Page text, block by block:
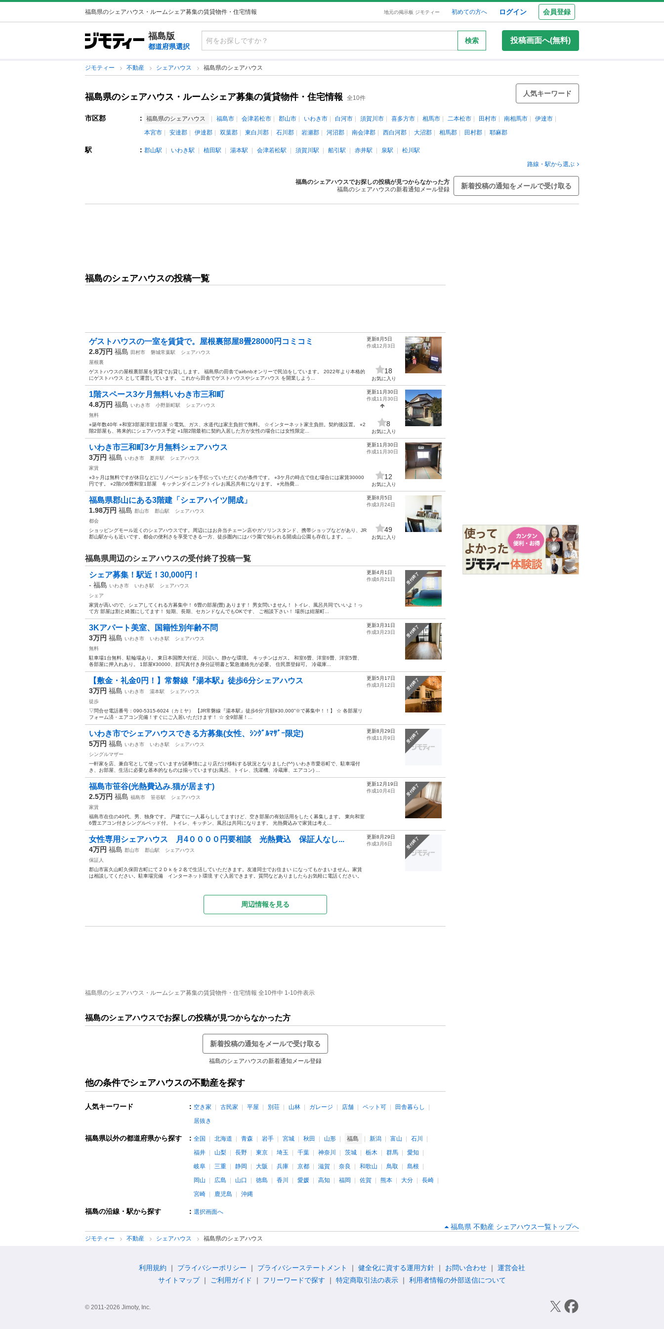
福島県のシェアハウス・ルームシェア募集の賃貸物件・住宅情報 地元の掲示板 ジモティー 初めての方へ ログイン 会員登録
福島版
都道府県選択
検索 投稿画面へ(無料)
ジモティー 不動産 シェアハウス 福島県のシェアハウス
福島県のシェアハウス・ルームシェア募集の賃貸物件・住宅情報 全10件
人気キーワード
市区郡 ： 福島県のシェアハウス 福島市 会津若松市 郡山市 いわき市 白河市 須賀川市 喜多方市 相馬市 二本松市 田村市 南相馬市
伊達市
本宮市
安達郡 伊達郡 双葉郡 東白川郡 石川郡 岩瀬郡 河沼郡 南会津郡 西白河郡 大沼郡 相馬郡 田村郡 耶麻郡
駅 ： 郡山駅 いわき駅 植田駅 湯本駅 会津若松駅 須賀川駅 船引駅 赤井駅 泉駅
松川駅
路線・駅から選ぶ
福島のシェアハウスでお探しの投稿が見つからなかった方
福島のシェアハウスの新着通知メール登録
新着投稿の通知をメールで受け取る
福島のシェアハウスの投稿一覧
ゲストハウスの一室を賃貸で。屋根裏部屋8畳28000円コミコミ
2.8万円 福島 田村市 磐城常葉駅
シェアハウス
屋根裏
ゲストハウスの屋根裏部屋を賃貸でお貸しします。 福島県の田舎でairbnbオンリーで民泊をしています。 2022年より本格的
にゲストハウス として運営しています。 これから田舎でゲストハウスやシェアハウス を開業しよう...
更新8月5日
作成12月3日
18
お気に入り
1階スペース3ケ月無料いわき市三和町
4.8万円 福島 いわき市 小野新町駅
シェアハウス
無料
⭐︎築年数40年 ⭐︎和室3部屋洋室1部屋 ☆電気、ガス、水道代は家主負担で無料。 ☆インターネット家主負担。契約後設置。 ⭐︎2
階2部屋も、将来的にシェアハウス予定 ⭐︎1階2階最初に契約入居した方が女性の場合には女性限定...
更新11月30日
作成11月30日
8
お気に入り
いわき市三和町3ケ月無料シェアハウス
3万円 福島 いわき市 夏井駅
シェアハウス
家賃
⭐︎3ヶ月は無料ですが休日などにリノベーションを手伝っていただくのが条件です。 ⭐︎3ケ月の時点で住む場合には家賃30000
円です。 ⭐︎2階の6畳和室1部屋 キッチンダイニングトイレお風呂共有になります。 ⭐︎光熱費...
更新11月30日
作成11月30日
12
お気に入り
福島県郡山にある3階建「シェアハイツ開成」
1.98万円 福島 郡山市 郡山駅
シェアハウス
都会
ショッピングモール近くのシェアハウスです。周辺にはお弁当チェーン店やガソリンスタンド、携帯ショップなどがあり、JR
郡山駅からも近いです。都会の便利さを享受できる一方、徒歩圏内にはバラ園で知られる開成山公園も存在します。 ...
更新8月5日
作成3月24日
49
お気に入り
福島県周辺のシェアハウスの受付終了投稿一覧
受付終了
シェア募集！駅近！30,000円！
- 福島 いわき市 いわき駅
シェアハウス
シェア
家賃が高いので、シェアしてくれる方募集中！ 6畳の部屋(畳) あります！ 男女問いません！ トイレ、風呂共同でいいよ！っ
て方 部屋は割と綺麗にしてます！ 短期、長期、セカンドなんでもOKです、 ご相談下さい！ 場所は紺屋町...
更新4月1日
作成6月21日
受付終了
3Kアパート美室、国籍性別年齢不問
3万円 福島 いわき市 いわき駅
シェアハウス
無料
駐車場1台無料、駐輪場あり。 東日本国際大付近、川沿い。静かな環境。 キッチンはガス。 和室6畳、洋室6畳、洋室5畳、
各部屋に押入れあり。 1部屋¥30000、顔写真付き身分証明書と緊急連絡先が必要。 住民票登録可。 冷蔵庫...
更新3月31日
作成3月23日
受付終了
【敷金・礼金0円！】常磐線『湯本駅』徒歩6分シェアハウス
3万円 福島 いわき市 湯本駅
シェアハウス
徒歩
▽問合せ電話番号：090-5315-6024（カミヤ） 【JR常磐線『湯本駅』徒歩6分“月額¥30,000”※で募集中！！】 ☆ 各部屋リ
フォーム済・エアコン完備！すぐにご入居いただけます！ ☆ 全9部屋！...
更新5月17日
作成3月12日
受付終了
いわき市でシェアハウスできる方募集(女性、ｼﾝｸﾞﾙﾏｻﾞｰ限定)
5万円 福島 いわき市 いわき駅
シェアハウス
シングルマザー
一軒家を店、兼自宅として使っていますが諸事情により店だけ移転する状況となりました(^^) いわき市愛谷町で、駐車場付
き、お部屋、生活に必要な基本的なものは揃っています(お風呂、トイレ、洗濯機、冷蔵庫、エアコン) ...
更新8月29日
作成11月9日
受付終了
福島市笹谷(光熱費込み.猫が居ます)
2.5万円 福島 福島市 笹谷駅
シェアハウス
家賃
福島市在住の40代、男、独身です。 戸建てに一人暮らししてますけど、空き部屋の有効活用をしたく募集します。 東向和室
6畳エアコン付きシングルベッド付。 トイレ、キッチン、風呂は共同になります。 光熱費込みで家賃は考え...
更新12月19日
作成10月4日
受付終了
女性専用シェアハウス 月4００００円要相談 光熱費込 保証人なし...
4万円 福島 郡山市 郡山駅
シェアハウス
保証人
郡山市富久山町久保田古町にて２Ｄｋを２名で生活していただきます。友達同士でお住まい になってもかまいません。家賃
は相談してください。駐車場完備 インターネット環境 すぐ入居できます。質問などありましたらお気軽に電話ください。
更新8月29日
作成3月6日
周辺情報を見る
福島県のシェアハウス・ルームシェア募集の賃貸物件・住宅情報 全10件中 1-10件表示
福島のシェアハウスでお探しの投稿が見つからなかった方
新着投稿の通知をメールで受け取る
福島のシェアハウスの新着通知メール登録
他の条件でシェアハウスの不動産を探す
人気キーワード ： 空き家 古民家 平屋 別荘 山林 ガレージ 店舗 ペット可
田舎暮らし
居抜き
福島県以外の都道府県から探す ： 全国 北海道 青森 岩手 宮城 秋田 山形 福島 新潟 富山
石川
福井
山梨 長野 東京 埼玉 千葉 神奈川 茨城 栃木 群馬
愛知
岐阜
三重 静岡 大阪 兵庫 京都 滋賀 奈良 和歌山 鳥取
島根
岡山
広島 山口 徳島 香川 愛媛 高知 福岡 佐賀 熊本 大分
長崎
宮崎
鹿児島 沖縄
福島の沿線・駅から探す ： 選択画面へ
福島県 不動産 シェアハウス一覧トップへ
ジモティー 不動産 シェアハウス 福島県のシェアハウス
利用規約 プライバシーポリシー プライバシーステートメント 健全化に資する運用方針 お問い合わせ
運営会社
サイトマップ
ご利用ガイド フリーワードで探す 特定商取引法の表示 利用者情報の外部送信について
© 2011-2026 Jimoty, Inc.